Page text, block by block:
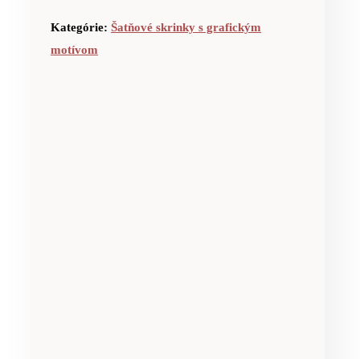
Kategórie: Šatňové skrinky s grafickým
motívom